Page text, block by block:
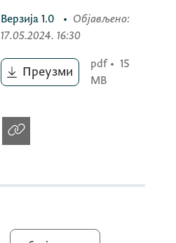
Верзија 1.0 • Објављено:
17.05.2024. 16:30
Преузми
pdf • 15
MB